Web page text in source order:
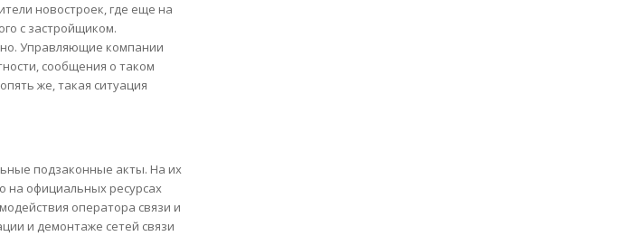
новостроек, где еще на
с застройщиком.
Управляющие компании
сообщения о таком
же, такая ситуация
подзаконные акты. На их
на официальных ресурсах
оператора связи и
и демонтаже сетей связи